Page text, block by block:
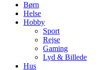
Børn
Helse
Hobby
Sport
Rejse
Gaming
Lyd & Billede
Hus